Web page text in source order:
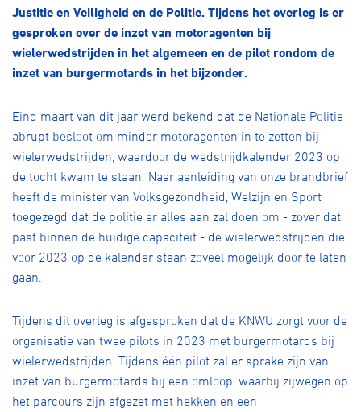
Lid worden
Justitie en Veiligheid en de Politie. Tijdens het overleg is er
gesproken over de inzet van motoragenten bij
wielerwedstrijden in het algemeen en de pilot rondom de
inzet van burgermotards in het bijzonder.
Eind maart van dit jaar werd bekend dat de Nationale Politie
abrupt besloot om minder motoragenten in te zetten bij
wielerwedstrijden, waardoor de wedstrijdkalender 2023 op
de tocht kwam te staan. Naar aanleiding van onze brandbrief
heeft de minister van Volksgezondheid, Welzijn en Sport
toegezegd dat de politie er alles aan zal doen om - zover dat
past binnen de huidige capaciteit - de wielerwedstrijden die
voor 2023 op de kalender staan zoveel mogelijk door te laten
gaan.
Tijdens dit overleg is afgesproken dat de KNWU zorgt voor de
organisatie van twee pilots in 2023 met burgermotards bij
wielerwedstrijden. Tijdens één pilot zal er sprake zijn van
inzet van burgermotards bij een omloop, waarbij zijwegen op
het parcours zijn afgezet met hekken en een
Pumptrack Fixed gear